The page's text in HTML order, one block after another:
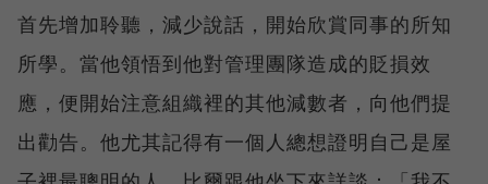
首先增加聆聽，減少說話，開始欣賞同事的所知
所學。當他領悟到他對管理團隊造成的貶損效
應，便開始注意組織裡的其他減數者，向他們提
出勸告。他尤其記得有一個人總想證明自己是屋